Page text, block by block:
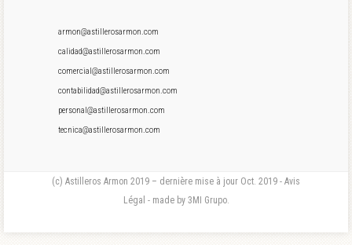
armon@astillerosarmon.com
calidad@astillerosarmon.com
comercial@astillerosarmon.com
contabilidad@astillerosarmon.com
personal@astillerosarmon.com
tecnica@astillerosarmon.com
(c) Astilleros Armon 2019 – dernière mise à jour Oct. 2019 - Avis
Légal - made by 3MI Grupo.